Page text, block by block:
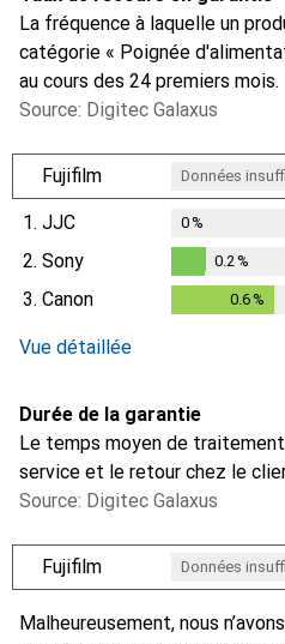
La fréquence à laquelle un
catégorie « Poignée
au cours des 24 premiers mois.
Source: Digitec Galaxus
Fujifilm Données
1. JJC 0%
2. Sony
0.2%
0.2 %
3. Canon 0.6 %
Vue détaillée
Durée de la garantie
Le temps moyen de
service et le retour chez le
Source: Digitec Galaxus
Fujifilm Données
Malheureusement, nous